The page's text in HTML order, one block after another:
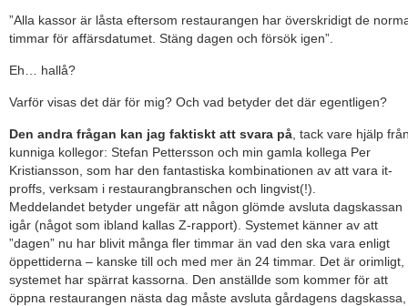
”Alla kassor är låsta eftersom restaurangen har överskridigt de
timmar för affärsdatumet. Stäng dagen och försök igen”.
Eh… hallå?
Varför visas det där för mig? Och vad betyder det där egentligen?
Den andra frågan kan jag faktiskt att svara på , tack vare hjälp
kunniga kollegor: Stefan Pettersson och min gamla kollega Per
Kristiansson, som har den fantastiska kombinationen av att vara it-
proffs, verksam i restaurangbranschen och lingvist(!).
Meddelandet betyder ungefär att någon glömde avsluta dagskassan
igår (något som ibland kallas Z-rapport). Systemet känner av att
”dagen” nu har blivit många fler timmar än vad den ska vara enligt
öppettiderna – kanske till och med mer än 24 timmar. Det är orimligt,
systemet har spärrat kassorna. Den anställde som kommer för att
öppna restaurangen nästa dag måste avsluta gårdagens